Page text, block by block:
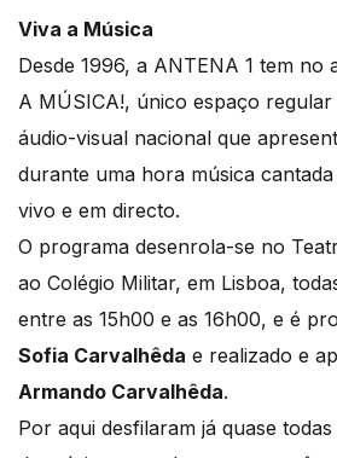
Viva a Música
Desde 1996, a ANTENA 1 tem no
A MÚSICA!, único espaço
áudio-visual nacional que
durante uma hora música
vivo e em directo.
O programa desenrola-se no
ao Colégio Militar, em Lisboa,
entre as 15h00 e as 16h00, e é
Sofia Carvalhêda e realizado e
Armando Carvalhêda.
Por aqui desfilaram já quase